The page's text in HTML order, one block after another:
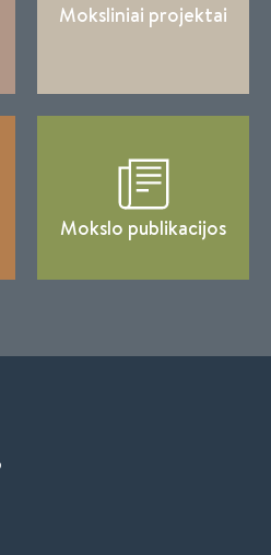
Moksliniai projektai
Mokslo publikacijos